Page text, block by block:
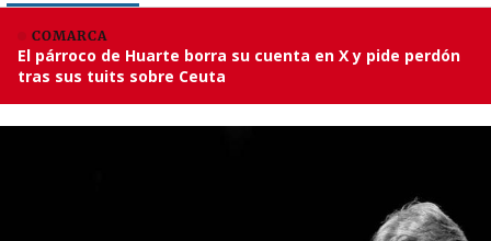
COMARCA
El párroco de Huarte borra su cuenta en X y pide perdón
tras sus tuits sobre Ceuta